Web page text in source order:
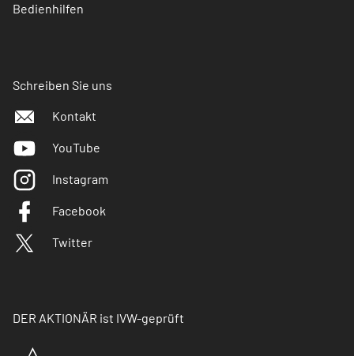
Bedienhilfen
Schreiben Sie uns
Kontakt
YouTube
Instagram
Facebook
Twitter
DER AKTIONÄR ist IVW-geprüft